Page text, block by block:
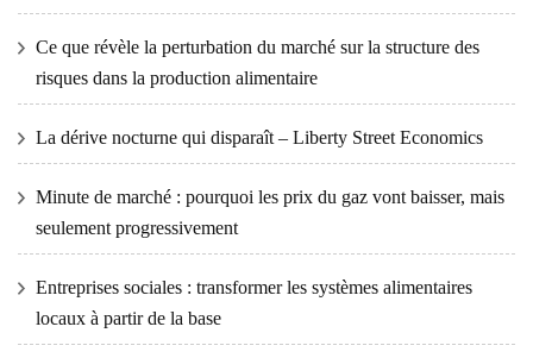
Ce que révèle la perturbation du marché sur la structure des
risques dans la production alimentaire
La dérive nocturne qui disparaît – Liberty Street Economics
Minute de marché : pourquoi les prix du gaz vont baisser, mais
seulement progressivement
Entreprises sociales : transformer les systèmes alimentaires
locaux à partir de la base